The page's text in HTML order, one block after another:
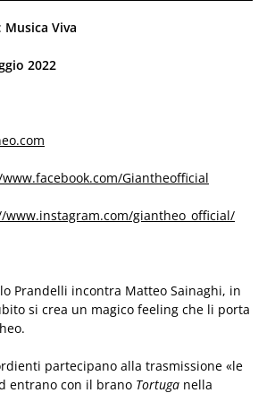
Musica Viva
2022
Giantheofficial
www.instagram.com/giantheo_official/
Prandelli incontra Matteo Sainaghi, in
si crea un magico feeling che li porta
partecipano alla trasmissione «le
entrano con il brano Tortuga nella